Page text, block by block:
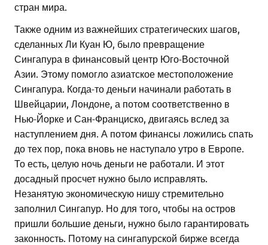
стран мира.
Также одним из важнейших стратегических шагов,
сделанных Ли Куан Ю, было превращение
Сингапура в финансовый центр Юго-Восточной
Азии. Этому помогло азиатское местоположение
Сингапура. Когда-то деньги начинали работать в
Швейцарии, Лондоне, а потом соответственно в
Нью-Йорке и Сан-Франциско, двигаясь вслед за
наступлением дня. А потом финансы ложились спать
до тех пор, пока вновь не наступало утро в Европе.
То есть, целую ночь деньги не работали. И этот
досадный просчет нужно было исправлять.
Незанятую экономическую нишу стремительно
заполнил Сингапур. Но для того, чтобы на остров
пришли большие деньги, нужно было гарантировать
законность. Потому на сингапурской бирже всегда